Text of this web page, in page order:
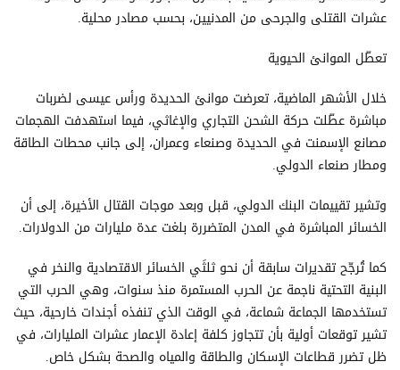
عشرات القتلى والجرحى من المدنيين، بحسب مصادر محلية.
تعطّل الموانئ الحيوية
خلال الأشهر الماضية، تعرضت موانئ الحديدة ورأس عيسى لضربات
مباشرة عطّلت حركة الشحن التجاري والإغاثي، فيما استهدفت الهجمات
مصانع الإسمنت في الحديدة وصنعاء وعمران، إلى جانب محطات الطاقة
ومطار صنعاء الدولي.
وتشير تقييمات البنك الدولي، قبل وبعد موجات القتال الأخيرة، إلى أن
الخسائر المباشرة في المدن المتضررة بلغت عدة مليارات من الدولارات.
كما تُرجّح تقديرات سابقة أن نحو ثلثَي الخسائر الاقتصادية والنخر في
البنية التحتية ناجمة عن الحرب المستمرة منذ سنوات، وهي الحرب التي
تستخدمها الجماعة شماعة، في الوقت الذي تنفذه أجندات خارحية، حيث
تشير توقعات أولية بأن تتجاوز كلفة إعادة الإعمار عشرات المليارات، في
ظل تضرر قطاعات الإسكان والطاقة والمياه والصحة بشكل خاص.